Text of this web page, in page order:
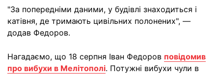
"За попередніми даними, у будівлі знаходиться і
катівня, де тримають цивільних полонених", —
додав Федоров.
Нагадаємо, що 18 серпня Іван Федоров повідомив
про вибухи в Мелітополі. Потужні вибухи чули в